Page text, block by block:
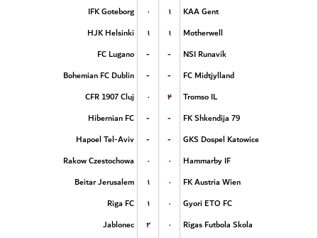
IFK Goteborg
۰ ۱
KAA Gent
HJK Helsinki
۱ ۱
Motherwell
FC Lugano
- -
NSI Runavík
Bohemian FC Dublin
- -
FC Midtjylland
CFR 1907 Cluj
۰ ۴
Tromso IL
Hibernian FC
- -
FK Shkendija 79
Hapoel Tel-Aviv
- -
GKS Dospel Katowice
Rakow Czestochowa
۰ ۰
Hammarby IF
Beitar Jerusalem
۱ ۰
FK Austria Wien
Riga FC
۱ ۰
Gyori ETO FC
Jablonec
۲ ۰
Rigas Futbola Skola